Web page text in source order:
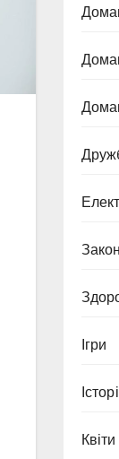
Ігри
Квіти